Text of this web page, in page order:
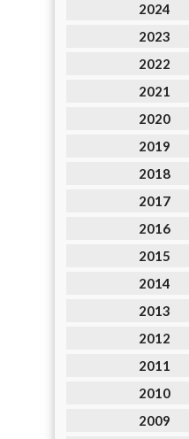
2024
2023
2022
2021
2020
2019
2018
2017
2016
2015
2014
2013
2012
2011
2010
2009